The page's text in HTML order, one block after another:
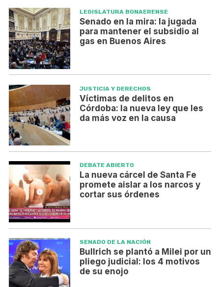
LEGISLATURA BONAERENSE
Senado en la mira: la jugada
para mantener el subsidio al
gas en Buenos Aires
JUSTICIA Y DERECHOS
Víctimas de delitos en
Córdoba: la nueva ley que les
da más voz en la causa
DEBATE ABIERTO
La nueva cárcel de Santa Fe
promete aislar a los narcos y
cortar sus órdenes
SENADO DE LA NACIÓN
Bullrich se plantó a Milei por un
pliego judicial: los 4 motivos
de su enojo